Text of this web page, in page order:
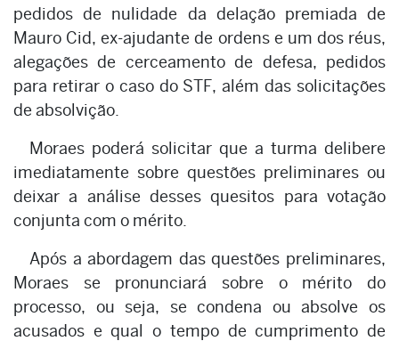
pedidos de nulidade da delação premiada de
Mauro Cid, ex-ajudante de ordens e um dos réus,
alegações de cerceamento de defesa, pedidos
para retirar o caso do STF, além das solicitações
de absolvição.
Moraes poderá solicitar que a turma delibere
imediatamente sobre questões preliminares ou
deixar a análise desses quesitos para votação
conjunta com o mérito.
Após a abordagem das questões preliminares,
Moraes se pronunciará sobre o mérito do
processo, ou seja, se condena ou absolve os
acusados e qual o tempo de cumprimento de